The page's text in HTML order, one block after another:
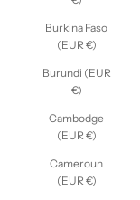
Burkina Faso
(EUR €)
Burundi (EUR
€)
Cambodge
(EUR €)
Cameroun
(EUR €)